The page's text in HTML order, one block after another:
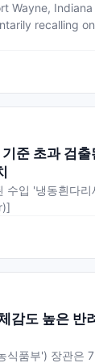
Wayne,
recalling
준 초과 검출
수입 '냉동흰다리
감도 높은 반
식품부') 장관은